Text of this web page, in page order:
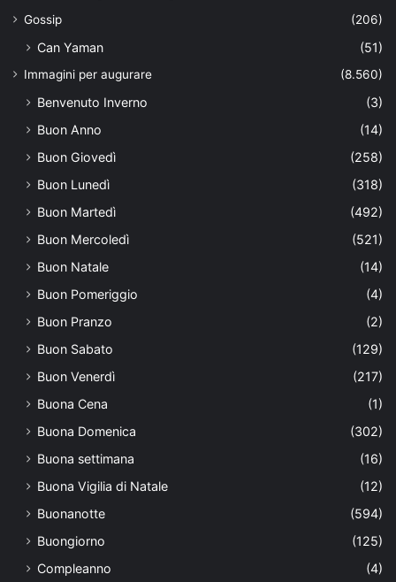
Gossip
(206)
Can Yaman (51)
Immagini per augurare (8.560)
Benvenuto Inverno
(3)
Buon Anno
(14)
Buon Giovedì
(258)
Buon Lunedì
(318)
Buon Martedì
(492)
Buon Mercoledì
(521)
Buon Natale
(14)
Buon Pomeriggio
(4)
Buon Pranzo
(2)
Buon Sabato
(129)
Buon Venerdì
(217)
Buona Cena
(1)
Buona Domenica
(302)
Buona settimana
(16)
Buona Vigilia di Natale
(12)
Buonanotte
(594)
Buongiorno
(125)
Compleanno
(4)